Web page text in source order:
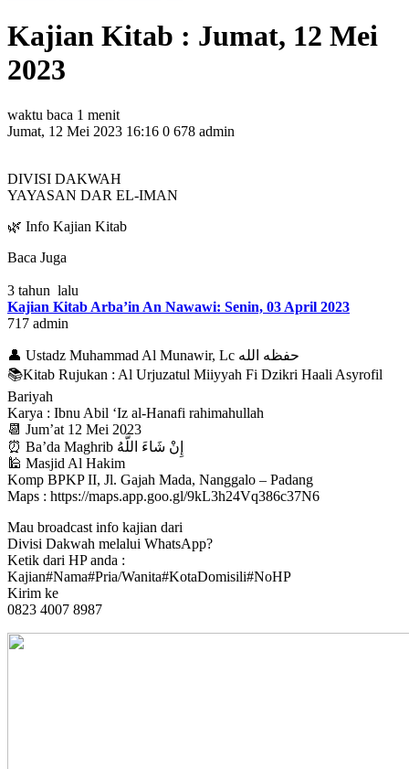
Kajian Kitab : Jumat, 12 Mei
2023
waktu baca 1 menit
Jumat, 12 Mei 2023 16:16 0 678 admin
DIVISI DAKWAH
YAYASAN DAR EL-IMAN
🌿 Info Kajian Kitab
Baca Juga
3 tahun lalu
Kajian Kitab Arba’in An Nawawi: Senin, 03 April 2023
717 admin
👤 Ustadz Muhammad Al Munawir, Lc حفظه الله
📚Kitab Rujukan : Al Urjuzatul Miiyyah Fi Dzikri Haali Asyrofil
Bariyah
Karya : Ibnu Abil ‘Iz al-Hanafi rahimahullah
📆 Jum’at 12 Mei 2023
⏰ Ba’da Maghrib إِنْ شَاءَ اللَّهُ
🕌 Masjid Al Hakim
Komp BPKP II, Jl. Gajah Mada, Nanggalo – Padang
Maps : https://maps.app.goo.gl/9kL3h24Vq386c37N6
Mau broadcast info kajian dari
Divisi Dakwah melalui WhatsApp?
Ketik dari HP anda :
Kajian#Nama#Pria/Wanita#KotaDomisili#NoHP
Kirim ke
0823 4007 8987